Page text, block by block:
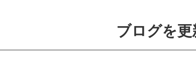
ブログを